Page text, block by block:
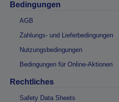
Bedingungen
AGB
Zahlungs- und Lieferbedingungen
Nutzungsbedingungen
Bedingungen für Online-Aktionen
Rechtliches
Safety Data Sheets